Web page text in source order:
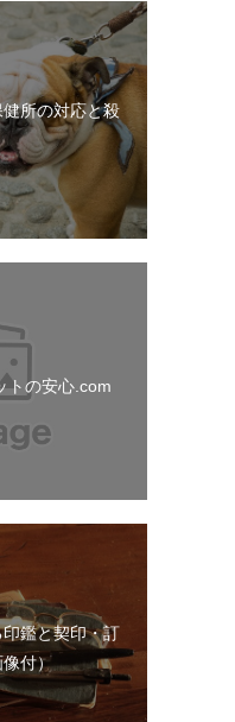
所の対応と殺
トの安心.com
鑑と契印・訂
付）